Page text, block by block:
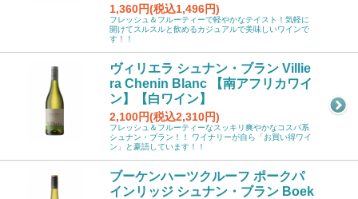
1,360円(税込1,496円)
フレッシュ＆フルーティーで軽やかなテイスト！気軽に
開けてスルスルと飲めるカジュアルで美味しいワインで
す！！
ヴィリエラ シュナン・ブラン Villie
ra Chenin Blanc 【南アフリカワイ
ン】【白ワイン】
2,100円(税込2,310円)
フレッシュ＆フルーティーなスッキリ爽やかなコスパ系
シュナン・ブラン！！ ワイナリーが自ら「お買い得ワイ
ン」と豪語しています！！
ブーケンハーツクルーフ ポークパ
インリッジ シュナン・ブラン Boek